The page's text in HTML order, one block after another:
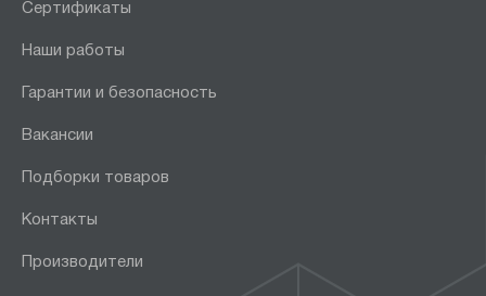
Сертификаты
Наши работы
Гарантии и безопасность
Вакансии
Подборки товаров
Контакты
Производители